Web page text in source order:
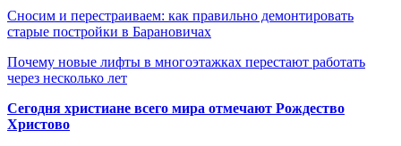
Сносим и перестраиваем: как правильно демонтировать
старые постройки в Барановичах
Почему новые лифты в многоэтажках перестают работать
через несколько лет
Сегодня христиане всего мира отмечают Рождество
Христово